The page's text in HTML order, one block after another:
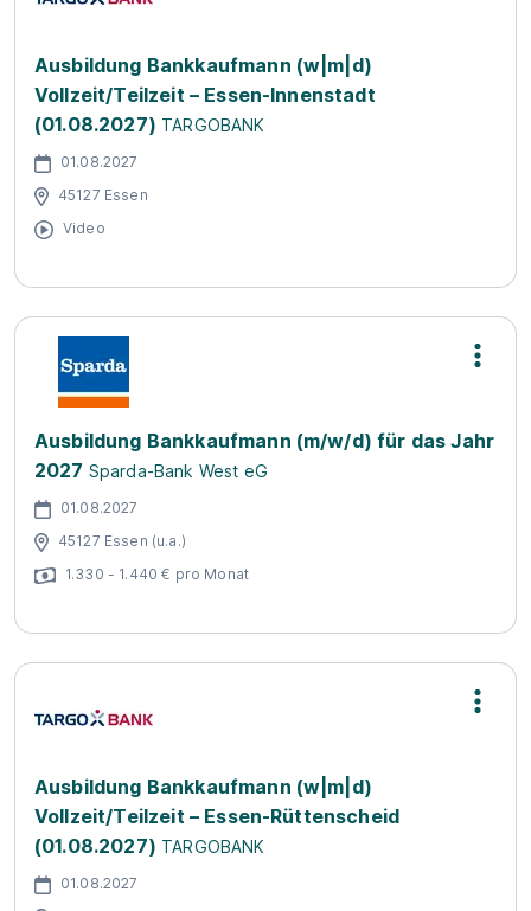
Ausbildung Bankkaufmann (w|m|d)
Vollzeit/Teilzeit – Essen-Innenstadt
(01.08.2027) TARGOBANK
01.08.2027
45127 Essen
Video
Ausbildung Bankkaufmann (m/w/d) für das Jahr
2027 Sparda-Bank West eG
01.08.2027
45127 Essen (u.a.)
1.330 - 1.440 € pro Monat
Ausbildung Bankkaufmann (w|m|d)
Vollzeit/Teilzeit – Essen-Rüttenscheid
(01.08.2027) TARGOBANK
01.08.2027